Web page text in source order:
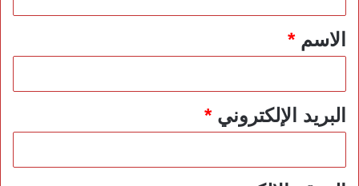
*الاسم*
البريد الإلكتروني*